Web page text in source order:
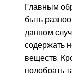
Главным
быть
данном
содержать
веществ.
подобрать